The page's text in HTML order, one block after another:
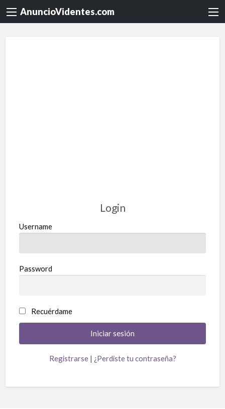
AnuncioVidentes.com
Login
Username
Password
Recuérdame
Registrarse| ¿Perdiste tu contraseña?